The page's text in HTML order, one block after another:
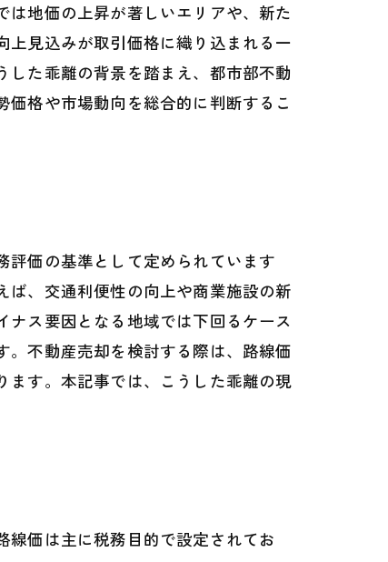
地価の上昇が著しいエリアや、新た
見込みが取引価格に織り込まれる一
た乖離の背景を踏まえ、都市部不動
格や市場動向を総合的に判断するこ
価の基準として定められています
、交通利便性の向上や商業施設の新
ス要因となる地域では下回るケース
不動産売却を検討する際は、路線価
ます。本記事では、こうした乖離の現
価は主に税務目的で設定されてお